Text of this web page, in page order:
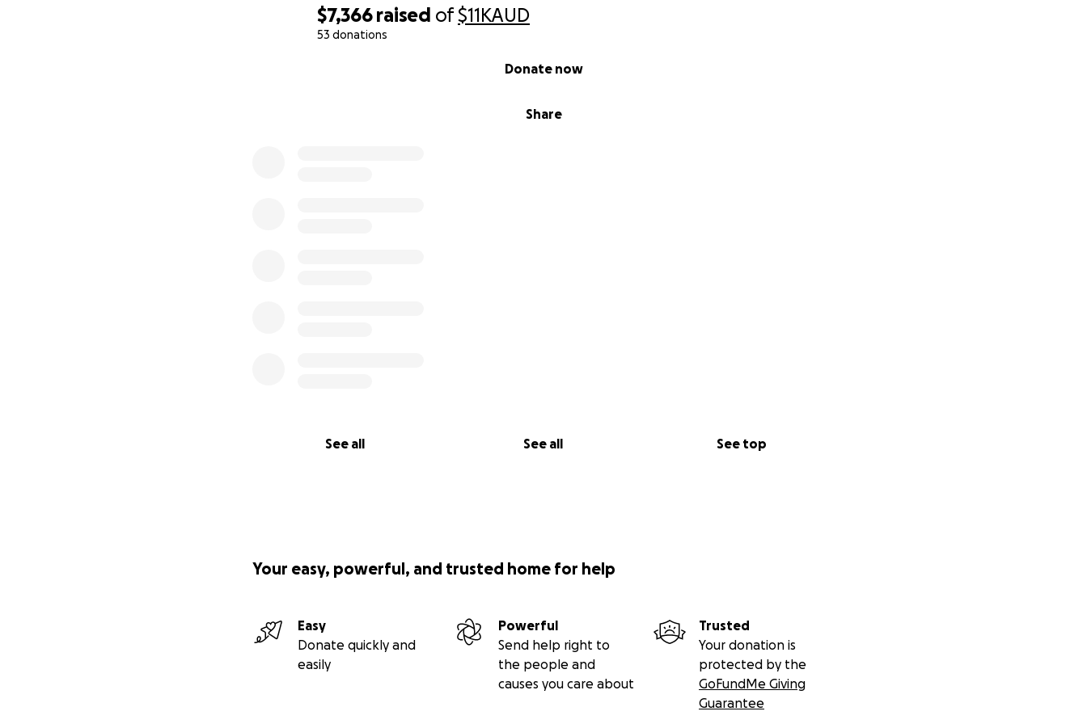
$7,366 raised of$11KAUD
53 donations
Share
Donate now
See all See all See top
tomarme dos meses sin sueldo, lo cual representa un gran peso económico adicional.
• Atención médica continua y cuidados paliativos
• Pérdida de ingresos mientras estoy fuera del trabajo
Your easy, powerful, and trusted home for help
Easy
Donate quickly and
easily
Powerful
Send help right to
the people and
causes you care about
Trusted
Your donation is
protected by the
GoFundMe Giving
Guarantee